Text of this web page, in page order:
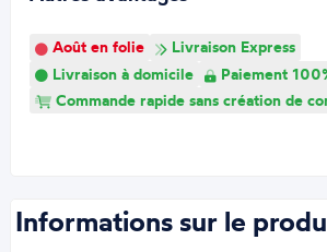
Août en folie
Livraison Express
Livraison à domicile
Paiement
Commande rapide sans création de
Informations sur le